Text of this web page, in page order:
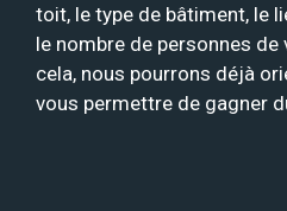
toit, le type de bâtiment, le
le nombre de personnes de
cela, nous pourrons déjà
vous permettre de gagner